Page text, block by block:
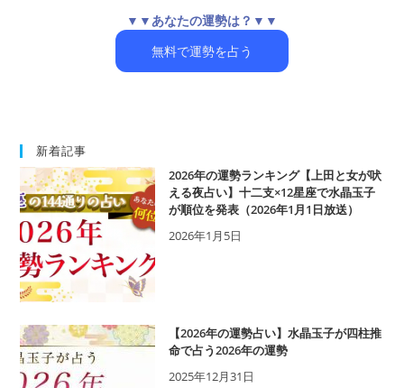
▼▼あなたの運勢は？▼▼
無料で運勢を占う
新着記事
2026年の運勢ランキング【上田と女が吠
える夜占い】十二支×12星座で水晶玉子
が順位を発表（2026年1月1日放送）
2026年1月5日
【2026年の運勢占い】水晶玉子が四柱推
命で占う2026年の運勢
2025年12月31日